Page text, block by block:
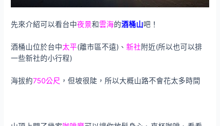
先來介紹可以看台中夜景和雲海的酒桶山吧！
酒桶山位於台中太平(離市區不遠)、新社附近(所以也可以排
一些新社的小行程)
海拔約750公尺 ，但坡很陡，所以大概山路不會花太多時間